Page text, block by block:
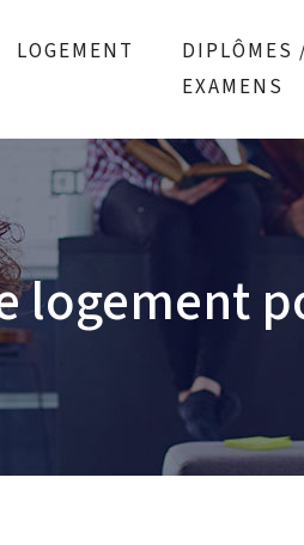
LOGEMENT
DIPLÔMES
EXAMENS
logement